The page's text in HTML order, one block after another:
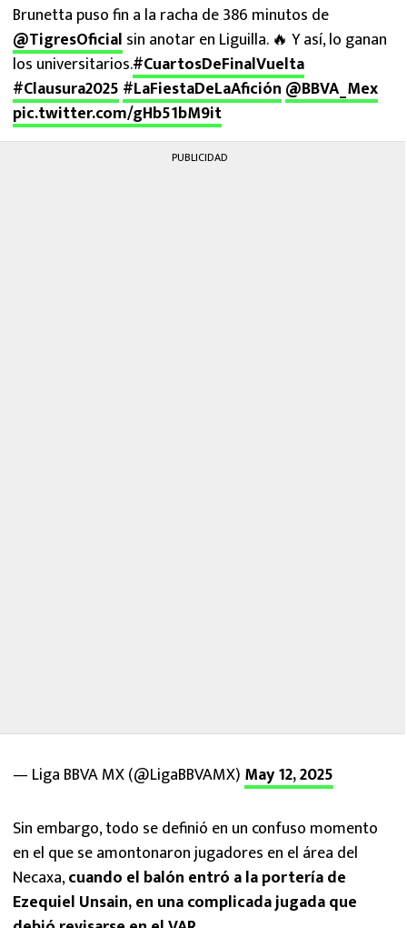
Brunetta puso fin a la racha de 386 minutos de
@TigresOficial sin anotar en Liguilla. 🔥 Y así, lo ganan
los universitarios.#CuartosDeFinalVuelta
#Clausura2025 #LaFiestaDeLaAfición @BBVA_Mex
pic.twitter.com/gHb51bM9it
PUBLICIDAD
— Liga BBVA MX (@LigaBBVAMX) May 12, 2025
Sin embargo, todo se definió en un confuso momento
en el que se amontonaron jugadores en el área del
Necaxa,cuando el balón entró a la portería de
Ezequiel Unsain, en una complicada jugada que